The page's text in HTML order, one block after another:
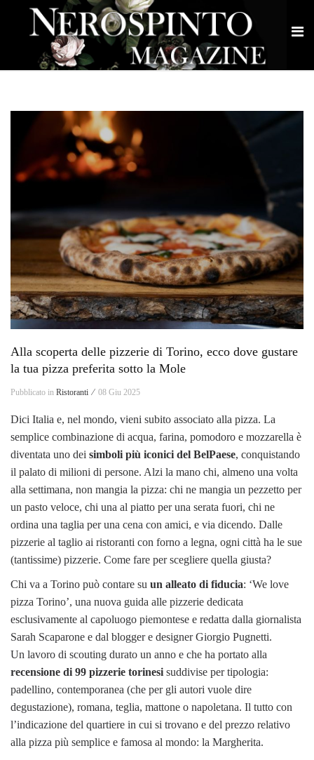
Alla scoperta delle pizzerie di Torino, ecco dove gustare
la tua pizza preferita sotto la Mole
Pubblicato in Ristoranti ⁄ 08 Giu 2025
Dici Italia e, nel mondo, vieni subito associato alla pizza. La
semplice combinazione di acqua, farina, pomodoro e mozzarella è
diventata uno dei simboli più iconici del BelPaese, conquistando
il palato di milioni di persone. Alzi la mano chi, almeno una volta
alla settimana, non mangia la pizza: chi ne mangia un pezzetto per
un pasto veloce, chi una al piatto per una serata fuori, chi ne
ordina una taglia per una cena con amici, e via dicendo. Dalle
pizzerie al taglio ai ristoranti con forno a legna, ogni città ha le sue
(tantissime) pizzerie. Come fare per scegliere quella giusta?
Chi va a Torino può contare su un alleato di fiducia: ‘We love
pizza Torino’, una nuova guida alle pizzerie dedicata
esclusivamente al capoluogo piemontese e redatta dalla giornalista
Sarah Scaparone e dal blogger e designer Giorgio Pugnetti.
Un lavoro di scouting durato un anno e che ha portato alla
recensione di 99 pizzerie torinesisuddivise per tipologia:
padellino, contemporanea (che per gli autori vuole dire
degustazione), romana, teglia, mattone o napoletana. Il tutto con
l’indicazione del quartiere in cui si trovano e del prezzo relativo
alla pizza più semplice e famosa al mondo: la Margherita.